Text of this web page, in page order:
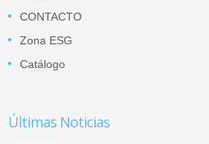
CONTACTO
Zona ESG
Catálogo
Últimas Noticias